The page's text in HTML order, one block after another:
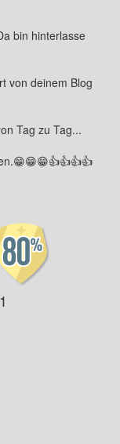
bin hinterlasse
von deinem Blog
Tag zu Tag...